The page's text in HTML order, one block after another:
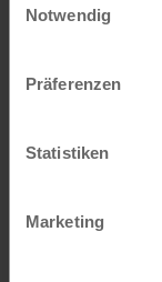
entscheiden, nur
Impressum
Notwendig
Präferenzen
Statistiken
Marketing